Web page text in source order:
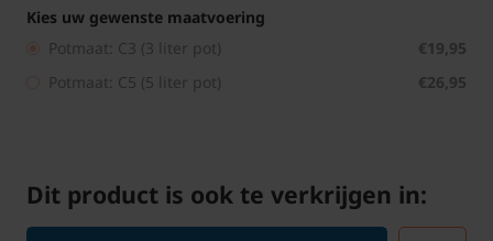
Kies uw gewenste maatvoering
Potmaat: C3 (3 liter pot)
€19,95
Potmaat: C5 (5 liter pot)
€26,95
Dit product is ook te verkrijgen in: